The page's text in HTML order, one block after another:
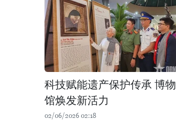
科技赋能遗产保护传承 博物
馆焕发新活力
02/06/2026 02:18